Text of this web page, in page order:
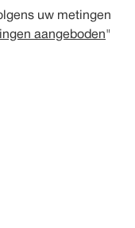
uw metingen
aangeboden"